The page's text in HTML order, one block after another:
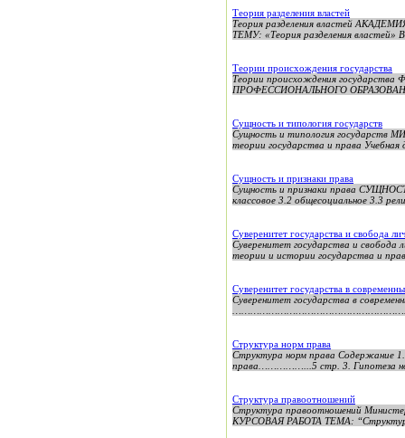
Теория разделения властей
Теория разделения властей
ТЕМУ: «Теория разделения
Теории происхождения государства
Теории происхождения
ПРОФЕССИОНАЛЬНОГО
Сущность и типология государств
Сущность и типология
теории государства и права
Сущность и признаки права
Сущность и признаки права
классовое 3.2 общесоциальное 3.3
Суверенитет государства и свобода
Суверенитет государства и
теории и истории государства и
Суверенитет государства в
Суверенитет государства в
Структура норм права
Структура норм права
права……………...5 стр. 3.
Структура правоотношений
Структура правоотношений
КУРСОВАЯ РАБОТА ТЕМА: